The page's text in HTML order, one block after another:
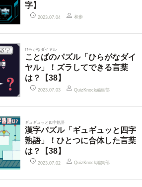
字】
2023.07.04 和歩
ひらがなダイヤル
ことばのパズル「ひらがなダイ
ヤル」！ズラしてできる言葉
は？【38】
2023.07.03 QuizKnock編集部
ギュギュッと四字熟語
漢字パズル「ギュギュッと四字
熟語」！ひとつに合体した言葉
は？【38】
2023.07.02 QuizKnock編集部